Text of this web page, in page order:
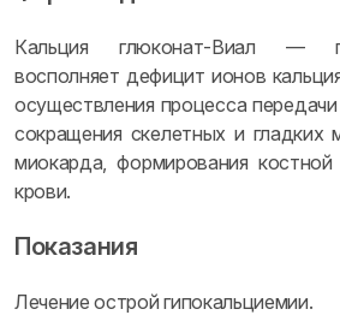
Кальция глюконат-Виал —
восполняет дефицит ионов
осуществления процесса
сокращения скелетных и гладких
миокарда, формирования костной
крови.
Показания
Лечение острой гипокальциемии.